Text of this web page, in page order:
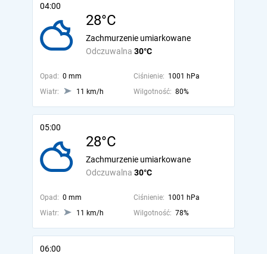
04:00
28°C
Odczuwalna 30°C
Zachmurzenie umiarkowane
Opad: 0 mm Ciśnienie: 1001 hPa
Wiatr:
11 km/h Wilgotność: 80%
05:00
28°C
Odczuwalna 30°C
Zachmurzenie umiarkowane
Opad: 0 mm Ciśnienie: 1001 hPa
Wiatr:
11 km/h Wilgotność: 78%
06:00